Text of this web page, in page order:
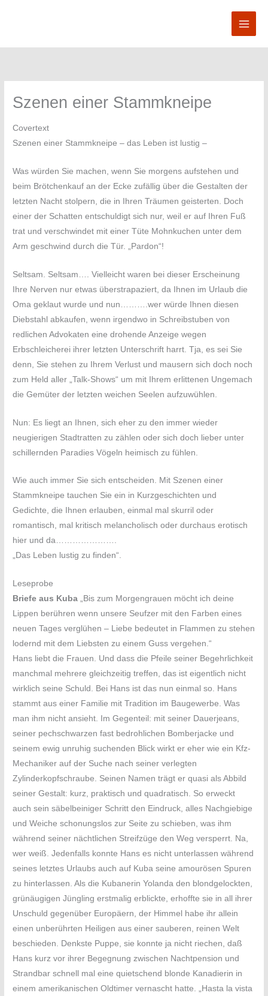
Szenen einer Stammkneipe
Covertext
Szenen einer Stammkneipe – das Leben ist lustig –
Was würden Sie machen, wenn Sie morgens aufstehen und
beim Brötchenkauf an der Ecke zufällig über die Gestalten der
letzten Nacht stolpern, die in Ihren Träumen geisterten. Doch
einer der Schatten entschuldigt sich nur, weil er auf Ihren Fuß
trat und verschwindet mit einer Tüte Mohnkuchen unter dem
Arm geschwind durch die Tür. „Pardon“!
Seltsam. Seltsam…. Vielleicht waren bei dieser Erscheinung
Ihre Nerven nur etwas überstrapaziert, da Ihnen im Urlaub die
Oma geklaut wurde und nun……….wer würde Ihnen diesen
Diebstahl abkaufen, wenn irgendwo in Schreibstuben von
redlichen Advokaten eine drohende Anzeige wegen
Erbschleicherei ihrer letzten Unterschrift harrt. Tja, es sei Sie
denn, Sie stehen zu Ihrem Verlust und mausern sich doch noch
zum Held aller „Talk-Shows“ um mit Ihrem erlittenen Ungemach
die Gemüter der letzten weichen Seelen aufzuwühlen.
Nun: Es liegt an Ihnen, sich eher zu den immer wieder
neugierigen Stadtratten zu zählen oder sich doch lieber unter
schillernden Paradies Vögeln heimisch zu fühlen.
Wie auch immer Sie sich entscheiden. Mit Szenen einer
Stammkneipe tauchen Sie ein in Kurzgeschichten und
Gedichte, die Ihnen erlauben, einmal mal skurril oder
romantisch, mal kritisch melancholisch oder durchaus erotisch
hier und da………………….
„Das Leben lustig zu finden“.
Leseprobe
Briefe aus Kuba „Bis zum Morgengrauen möcht ich deine
Lippen berühren wenn unsere Seufzer mit den Farben eines
neuen Tages verglühen – Liebe bedeutet in Flammen zu stehen
lodernd mit dem Liebsten zu einem Guss vergehen.“
Hans liebt die Frauen. Und dass die Pfeile seiner Begehrlichkeit
manchmal mehrere gleichzeitig treffen, das ist eigentlich nicht
wirklich seine Schuld. Bei Hans ist das nun einmal so. Hans
stammt aus einer Familie mit Tradition im Baugewerbe. Was
man ihm nicht ansieht. Im Gegenteil: mit seiner Dauerjeans,
seiner pechschwarzen fast bedrohlichen Bomberjacke und
seinem ewig unruhig suchenden Blick wirkt er eher wie ein Kfz-
Mechaniker auf der Suche nach seiner verlegten
Zylinderkopfschraube. Seinen Namen trägt er quasi als Abbild
seiner Gestalt: kurz, praktisch und quadratisch. So erweckt
auch sein säbelbeiniger Schritt den Eindruck, alles Nachgiebige
und Weiche schonungslos zur Seite zu schieben, was ihm
während seiner nächtlichen Streifzüge den Weg versperrt. Na,
wer weiß. Jedenfalls konnte Hans es nicht unterlassen während
seines letztes Urlaubs auch auf Kuba seine amourösen Spuren
zu hinterlassen. Als die Kubanerin Yolanda den blondgelockten,
grünäugigen Jüngling erstmalig erblickte, erhoffte sie in all ihrer
Unschuld gegenüber Europäern, der Himmel habe ihr allein
einen unberührten Heiligen aus einer sauberen, reinen Welt
beschieden. Denkste Puppe, sie konnte ja nicht riechen, daß
Hans kurz vor ihrer Begegnung zwischen Nachtpension und
Strandbar schnell mal eine quietschend blonde Kanadierin in
einem amerikanischen Oldtimer vernascht hatte. „Hasta la vista